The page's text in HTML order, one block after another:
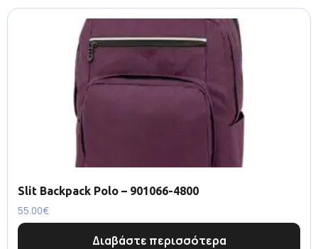
Slit Backpack Polo – 901066-4800
55.00€
Διαβάστε περισσότερα